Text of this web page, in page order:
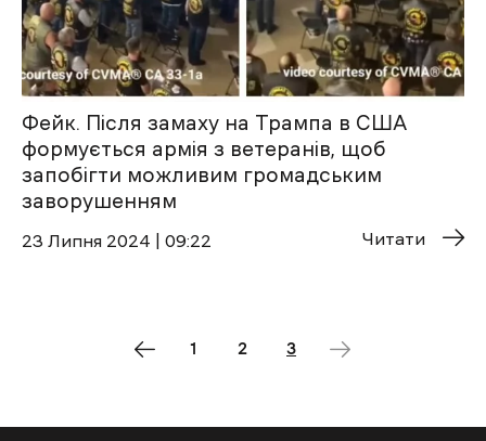
Фейк. Після замаху на Трампа в США
формується армія з ветеранів, щоб
запобігти можливим громадським
заворушенням
23 Липня 2024 | 09:22 Читати
1 2 3